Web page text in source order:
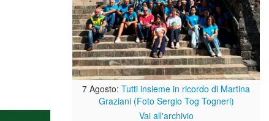
7 Agosto: Tutti insieme in ricordo di Martina
Graziani (Foto Sergio Tog Togneri)
Vai all'archivio